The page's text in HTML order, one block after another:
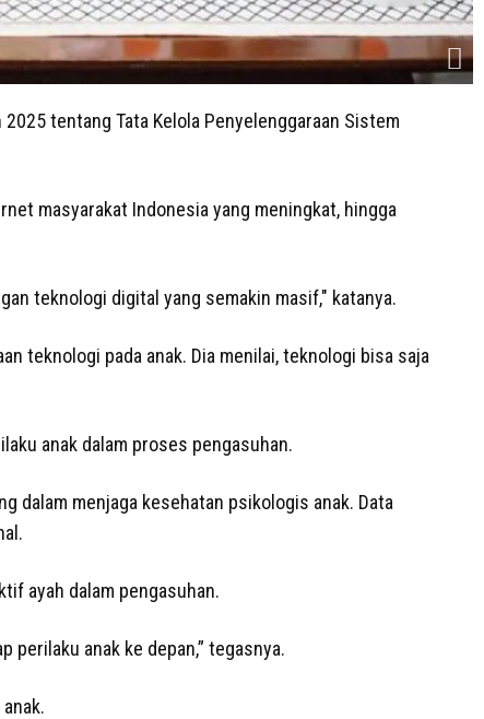
tentang Tata Kelola Penyelenggaraan Sistem
masyarakat Indonesia yang meningkat, hingga
teknologi digital yang semakin masif," katanya.
teknologi pada anak. Dia menilai, teknologi bisa saja
anak dalam proses pengasuhan.
dalam menjaga kesehatan psikologis anak. Data
ayah dalam pengasuhan.
perilaku anak ke depan,” tegasnya.